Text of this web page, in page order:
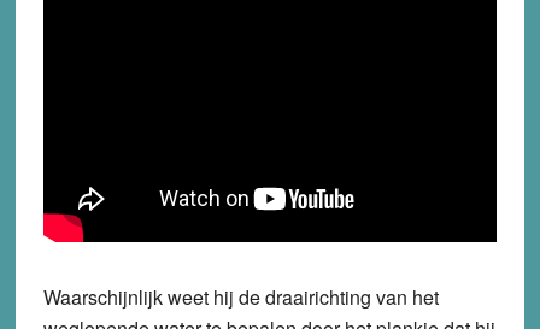
Waarschijnlijk weet hij de draairichting van het